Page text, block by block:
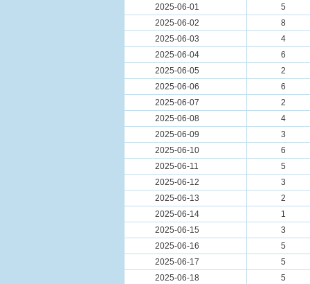
2025-06-01
5
2025-06-02
8
2025-06-03
4
2025-06-04
6
2025-06-05
2
2025-06-06
6
2025-06-07
2
2025-06-08
4
2025-06-09
3
2025-06-10
6
2025-06-11
5
2025-06-12
3
2025-06-13
2
2025-06-14
1
2025-06-15
3
2025-06-16
5
2025-06-17
5
2025-06-18
5